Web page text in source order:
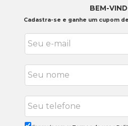
BEM-
Cadastra-se e ganhe um cupom